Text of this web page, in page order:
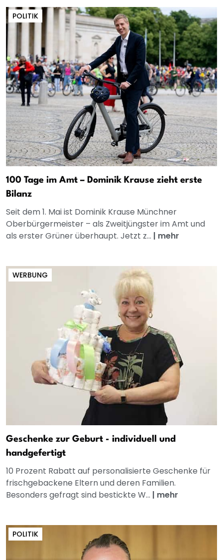
POLITIK
100 Tage im Amt – Dominik Krause zieht erste
Bilanz
Seit dem 1. Mai ist Dominik Krause Münchner
Oberbürgermeister – als Zweitjüngster im Amt und
als erster Grüner überhaupt. Jetzt z... | mehr
WERBUNG
Geschenke zur Geburt - individuell und
handgefertigt
10 Prozent Rabatt auf personalisierte Geschenke für
frischgebackene Eltern und deren Familien.
Besonders gefragt sind bestickte W... | mehr
POLITIK